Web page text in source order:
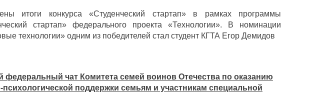
итоги конкурса «Студенческий стартап» в рамках программы
стартап» федерального проекта «Технологии». В номинации
технологии» одним из победителей стал студент КГТА Егор Демидов
федеральный чат Комитета семей воинов Отечества по оказанию
психологической поддержки семьям и участникам специальной